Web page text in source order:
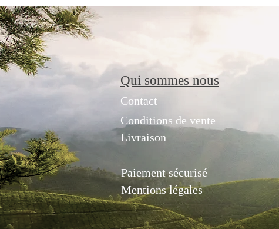
Contact
Conditions de vente
Mentions légales
Paiement sécurisé
Livraison
Qui sommes nous